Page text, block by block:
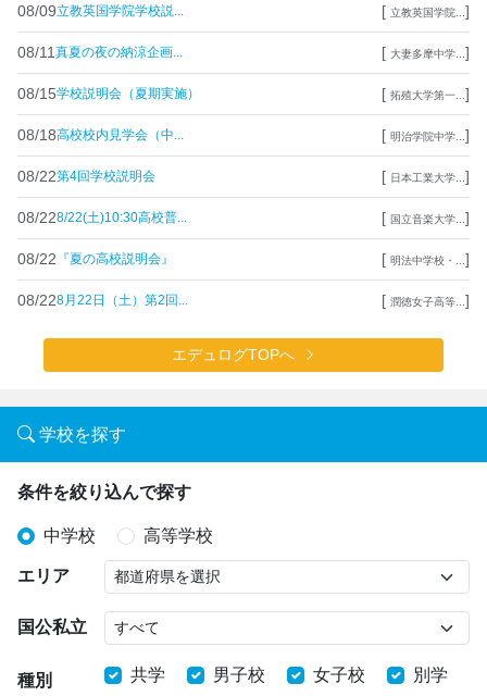
08/09立教英国学院学校説... [ 立教英国学院... ]
08/11 真夏の夜の納涼企画... [ 大妻多摩中学... ]
08/15学校説明会（夏期実施） [ 拓殖大学第一... ]
08/18高校校内見学会（中... [ 明治学院中学... ]
08/22第4回学校説明会 [ 日本工業大学... ]
08/228/22(土)10:30高校普... [ 国立音楽大学... ]
08/22 『夏の高校説明会』 [ 明法中学校・... ]
08/228月22日（土）第2回... [ 潤徳女子高等... ]
エデュログTOPへ
学校を探す
条件を絞り込んで探す
中学校 高等学校
エリア
国公私立
種別 共学 男子校 女子校 別学